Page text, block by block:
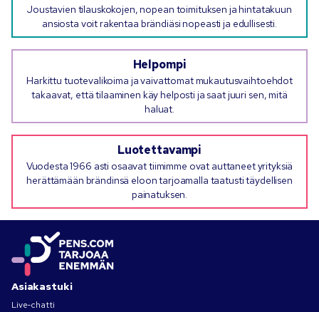
Joustavien tilauskokojen, nopean toimituksen ja hintatakuun
ansiosta voit rakentaa brändiäsi nopeasti ja edullisesti.
Helpompi
Harkittu tuotevalikoima ja vaivattomat mukautusvaihtoehdot
takaavat, että tilaaminen käy helposti ja saat juuri sen, mitä
haluat.
Luotettavampi
Vuodesta 1966 asti osaavat tiimimme ovat auttaneet yrityksiä
herättämään brändinsä eloon tarjoamalla taatusti täydellisen
painatuksen.
Asiakastuki
Live-chatti